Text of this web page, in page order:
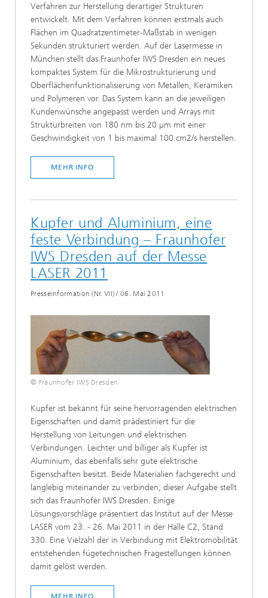
Verfahren zur Herstellung derartiger Strukturen
entwickelt. Mit dem Verfahren können erstmals auch
Flächen im Quadratzentimeter-Maßstab in wenigen
Sekunden strukturiert werden. Auf der Lasermesse in
München stellt das Fraunhofer IWS Dresden ein neues
kompaktes System für die Mikrostrukturierung und
Oberflächenfunktionalisierung von Metallen, Keramiken
und Polymeren vor. Das System kann an die jeweiligen
Kundenwünsche angepasst werden und Arrays mit
Strukturbreiten von 180 nm bis 20 µm mit einer
Geschwindigkeit von 1 bis maximal 100 cm2/s herstellen.
MEHR INFO
Kupfer und Aluminium, eine
feste Verbindung – Fraunhofer
IWS Dresden auf der Messe
LASER 2011
Presseinformation (Nr. VII) /06. Mai 2011
© Fraunhofer IWS Dresden
Kupfer ist bekannt für seine hervorragenden elektrischen
Eigenschaften und damit prädestiniert für die
Herstellung von Leitungen und elektrischen
Verbindungen. Leichter und billiger als Kupfer ist
Aluminium, das ebenfalls sehr gute elektrische
Eigenschaften besitzt. Beide Materialien fachgerecht und
langlebig miteinander zu verbinden, dieser Aufgabe stellt
sich das Fraunhofer IWS Dresden. Einige
Lösungsvorschläge präsentiert das Institut auf der Messe
LASER vom 23. - 26. Mai 2011 in der Halle C2, Stand
330. Eine Vielzahl der in Verbindung mit Elektromobilität
entstehenden fügetechnischen Fragestellungen können
damit gelöst werden.
MEHR INFO